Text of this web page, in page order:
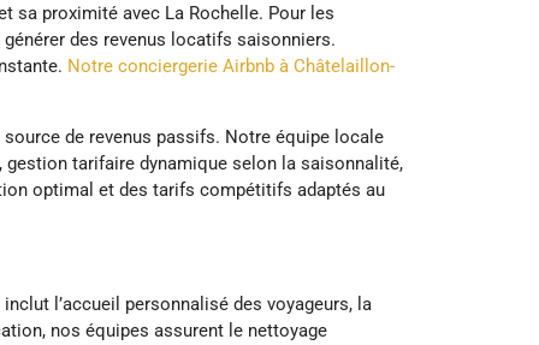
sa proximité avec La Rochelle. Pour les
des revenus locatifs saisonniers.
Notre conciergerie Airbnb à Châtelaillon-
de revenus passifs. Notre équipe locale
gestion tarifaire dynamique selon la saisonnalité,
optimal et des tarifs compétitifs adaptés au
l’accueil personnalisé des voyageurs, la
nos équipes assurent le nettoyage